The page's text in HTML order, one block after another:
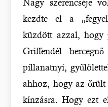
Nagy szerencséje
kezdte el a
küzdött azzal, hogy
Griffendél
pillanatnyi,
ahhoz, hogy az őrült
kínzásra. Hogy ezt